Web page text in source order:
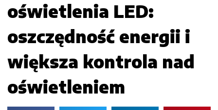
oświetlenia LED:
oszczędność energii i
większa kontrola nad
oświetleniem